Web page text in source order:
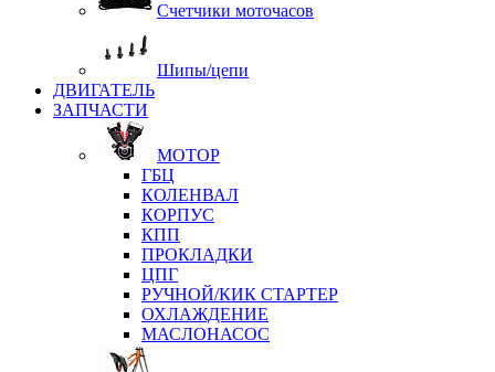
Счетчики моточасов
Шипы/цепи
ДВИГАТЕЛЬ
ЗАПЧАСТИ
МОТОР
ГБЦ
КОЛЕНВАЛ
КОРПУС
КПП
ПРОКЛАДКИ
ЦПГ
РУЧНОЙ/КИК СТАРТЕР
ОХЛАЖДЕНИЕ
МАСЛОНАСОС